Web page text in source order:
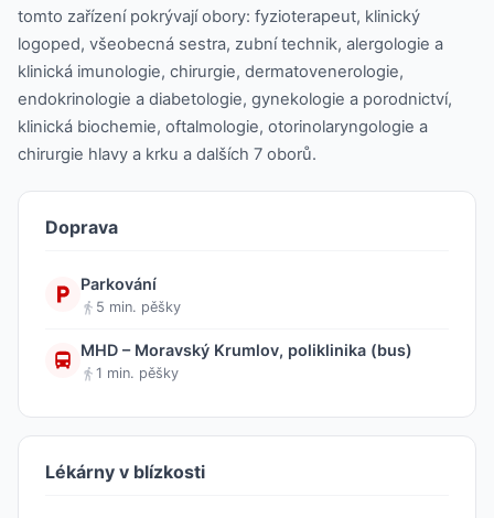
tomto zařízení pokrývají obory: fyzioterapeut, klinický
logoped, všeobecná sestra, zubní technik, alergologie a
klinická imunologie, chirurgie, dermatovenerologie,
endokrinologie a diabetologie, gynekologie a porodnictví,
klinická biochemie, oftalmologie, otorinolaryngologie a
chirurgie hlavy a krku a dalších 7 oborů.
Doprava
Parkování
5 min. pěšky
MHD – Moravský Krumlov, poliklinika (bus)
1 min. pěšky
Lékárny v blízkosti